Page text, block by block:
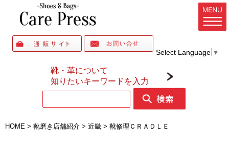
Select Language ▼
靴・革について
知りたいキーワードを入力
HOME > 靴磨き店舗紹介 > 近畿 > 靴修理ＣＲＡＤＬＥ